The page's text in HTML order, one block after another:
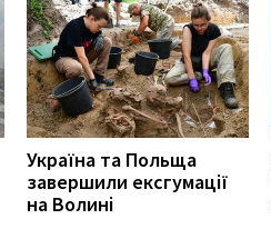
Україна та Польща
завершили ексгумації
на Волині